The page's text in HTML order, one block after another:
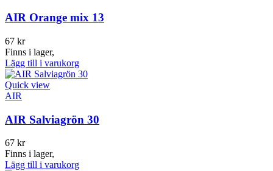
AIR Orange mix 13
67 kr
Finns i lager,
Lägg till i varukorg
Quick view
AIR
AIR Salviagrön 30
67 kr
Finns i lager,
Lägg till i varukorg